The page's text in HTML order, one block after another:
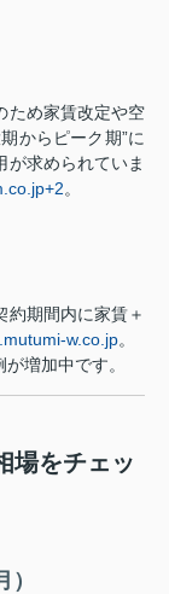
ため家賃改定や空
からピーク期”に
が求められていま
+2。
約期間内に家賃＋
w.co.jp。
増加中です。
場をチェッ